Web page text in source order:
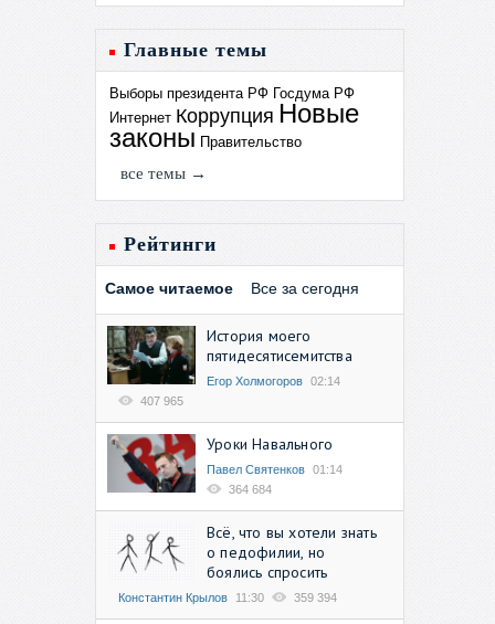
Главные темы
Выборы президента РФ Госдума РФ
Интернет Коррупция Новые
законы Правительство
все темы →
Рейтинги
Самое читаемое Все за сегодня
История моего
пятидесятисемитства
Егор Холмогоров 02:14
407 965
Уроки Навального
Павел Святенков 01:14
364 684
Всё, что вы хотели знать
о педофилии, но
боялись спросить
Константин Крылов 11:30 359 394